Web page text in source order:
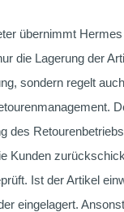
übernimmt
die Lagerung der
sondern regelt
des
Kunden
Ist der Artikel
eingelagert.